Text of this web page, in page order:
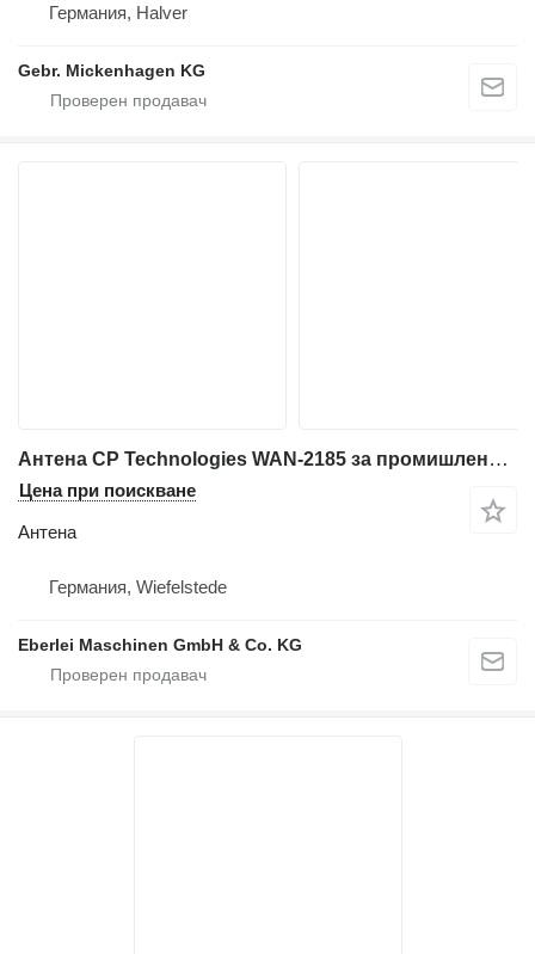
Германия, Halver
Gebr. Mickenhagen KG
Антена CP Technologies WAN-2185 за промишлено оборудване
Цена при поискване
Антена
Германия, Wiefelstede
Eberlei Maschinen GmbH & Co. KG